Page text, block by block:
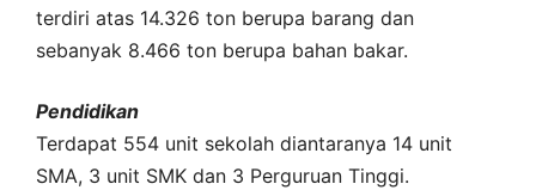
terdiri atas 14.326 ton berupa barang dan
sebanyak 8.466 ton berupa bahan bakar.
Pendidikan
Terdapat 554 unit sekolah diantaranya 14 unit
SMA, 3 unit SMK dan 3 Perguruan Tinggi.